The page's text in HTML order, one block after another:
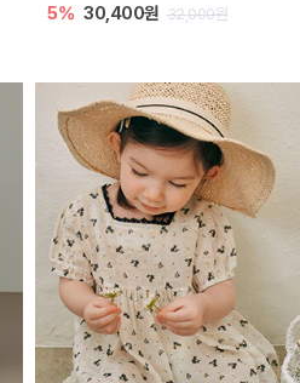
5% 30,400원 32,000원